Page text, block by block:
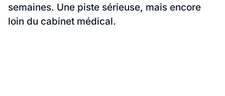
semaines. Une piste sérieuse, mais encore
loin du cabinet médical.